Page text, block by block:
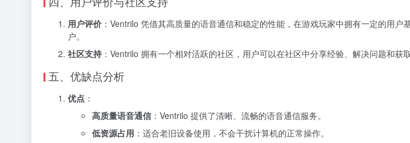
用户评价 ：Ventrilo 凭借其高质量的语音通信和稳定的性能，在游戏玩家中拥有一定的用
户。
社区支持 ：Ventrilo 拥有一个相对活跃的社区，用户可以在社区中分享经验、解决问题和获取
五、优缺点分析
优点 ：
高质量语音通信 ：Ventrilo 提供了清晰、流畅的语音通信服务。
低资源占用 ：适合老旧设备使用，不会干扰计算机的正常操作。